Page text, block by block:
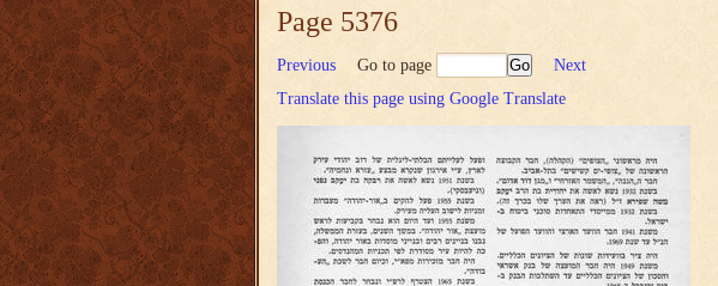
Page 5376
Previous Go to page
Next
Translate this page using Google Translate